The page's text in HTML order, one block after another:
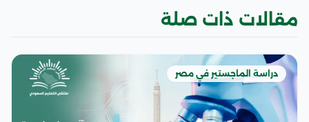
مقالات ذات صلة
دراسة الماجستير في مصر